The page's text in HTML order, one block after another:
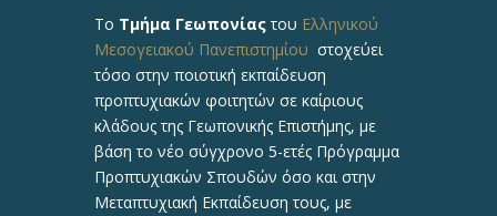
Το Τμήμα Γεωπονίαςτου Ελληνικού
Μεσογειακού Πανεπιστημίου στοχεύει
τόσο στην ποιοτική εκπαίδευση
προπτυχιακών φοιτητών σε καίριους
κλάδους της Γεωπονικής Επιστήμης, με
βάση το νέο σύγχρονο 5-ετές Πρόγραμμα
Προπτυχιακών Σπουδών όσο και στην
Μεταπτυχιακή Εκπαίδευση τους, με